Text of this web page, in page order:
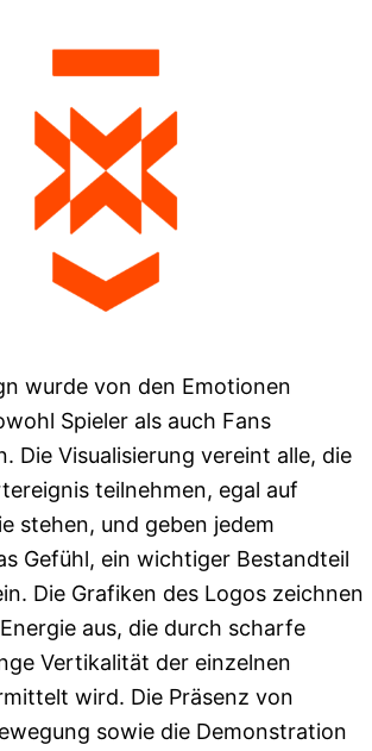
wurde von den Emotionen
Spieler als auch Fans
Die Visualisierung vereint alle, die
teilnehmen, egal auf
stehen, und geben jedem
Gefühl, ein wichtiger Bestandteil
Die Grafiken des Logos zeichnen
aus, die durch scharfe
Vertikalität der einzelnen
wird. Die Präsenz von
sowie die Demonstration